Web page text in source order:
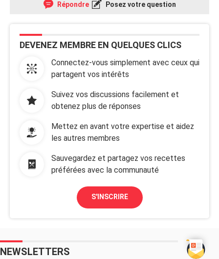
Répondre Posez votre question
DEVENEZ MEMBRE EN QUELQUES CLICS
Connectez-vous simplement avec ceux qui
partagent vos intérêts
Suivez vos discussions facilement et
obtenez plus de réponses
Mettez en avant votre expertise et aidez
les autres membres
Sauvegardez et partagez vos recettes
préférées avec la communauté
S'INSCRIRE
NEWSLETTERS